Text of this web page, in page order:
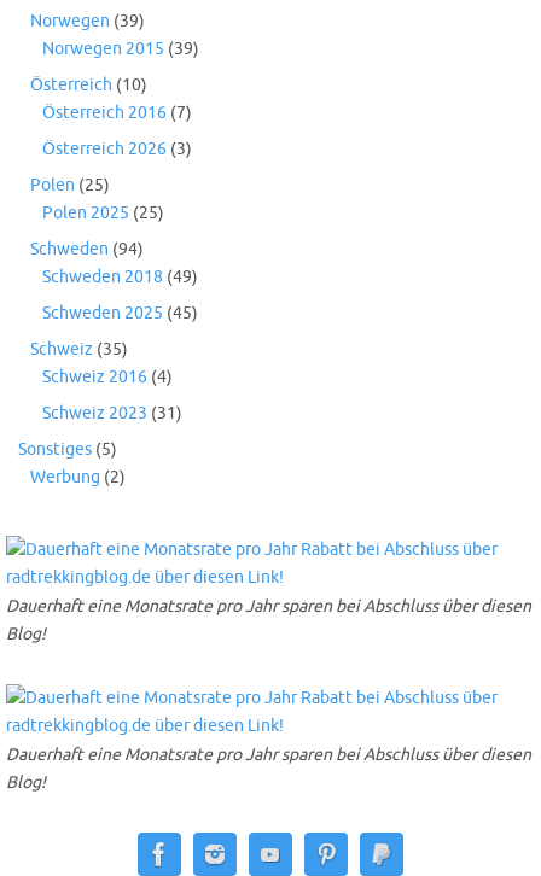
Norwegen (39)
Norwegen 2015 (39)
Österreich (10)
Österreich 2016 (7)
Österreich 2026 (3)
Polen (25)
Polen 2025 (25)
Schweden (94)
Schweden 2018 (49)
Schweden 2025 (45)
Schweiz (35)
Schweiz 2016 (4)
Schweiz 2023 (31)
Sonstiges (5)
Werbung (2)
Dauerhaft eine Monatsrate pro Jahr sparen bei Abschluss über diesen
Blog!
Dauerhaft eine Monatsrate pro Jahr sparen bei Abschluss über diesen
Blog!